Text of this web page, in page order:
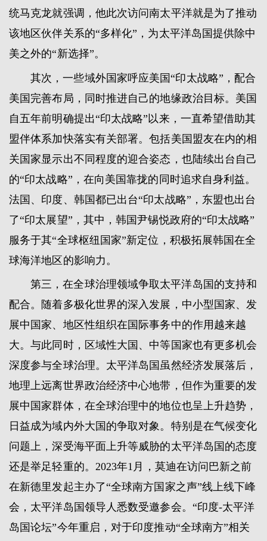
统马克龙就强调，他此次访问南太平洋就是为了推动
该地区伙伴关系的“多样化”，为太平洋岛国提供除中
美之外的“新选择”。
其次，一些域外国家呼应美国“印太战略”，配合
美国完善布局，同时推进自己的地缘政治目标。美国
自五年前明确提出“印太战略”以来，一直希望借助其
盟伴体系加快落实有关部署。包括美国盟友在内的相
关国家显示出不同程度的迎合姿态，也陆续出台自己
的“印太战略”，在向美国靠拢的同时追求自身利益。
法国、印度、韩国都已出台“印太战略”，东盟也出台
了“印太展望”，其中，韩国尹锡悦政府的“印太战略”
服务于其“全球枢纽国家”新定位，积极拓展韩国在全
球海洋地区的影响力。
第三，在全球治理领域争取太平洋岛国的支持和
配合。随着多极化世界的深入发展，中小型国家、发
展中国家、地区性组织在国际事务中的作用越来越
大。与此同时，区域性大国、中等国家也有更多机会
深度参与全球治理。太平洋岛国虽然经济发展落后，
地理上远离世界政治经济中心地带，但作为重要的发
展中国家群体，在全球治理中的地位也呈上升趋势，
日益成为域内外大国的争取对象。特别是在气候变化
问题上，深受海平面上升等威胁的太平洋岛国的态度
还是举足轻重的。2023年1月，莫迪在访问巴新之前
在新德里发起主办了“全球南方国家之声”线上线下峰
会，太平洋岛国领导人悉数受邀参会。“印度-太平洋
岛国论坛”今年重启，对于印度推动“全球南方”相关